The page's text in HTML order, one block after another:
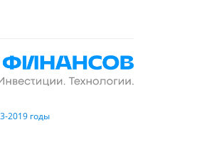
2019 годы